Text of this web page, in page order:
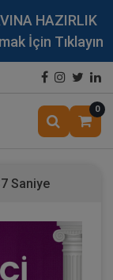
HAZIRLIK
İçin Tıklayın
0
Saniye